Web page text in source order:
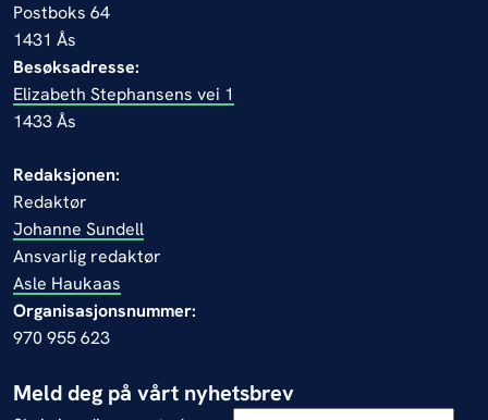
Postboks 64
1431 Ås
Besøksadresse:
Elizabeth Stephansens vei 1
1433 Ås
Redaksjonen:
Redaktør
Johanne Sundell
Ansvarlig redaktør
Asle Haukaas
Organisasjonsnummer:
970 955 623
Meld deg på vårt nyhetsbrev